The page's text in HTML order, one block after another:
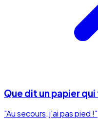
Que dit un papier
"Au secours, j'ai pas pied !"